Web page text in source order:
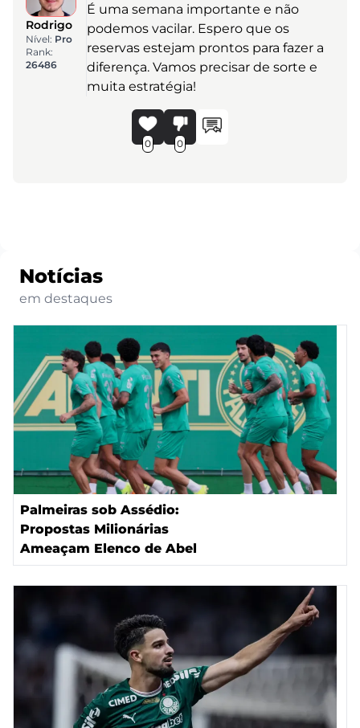
Rodrigo
Nível: Pro
Rank:
26486
É uma semana importante e não
podemos vacilar. Espero que os
reservas estejam prontos para fazer a
diferença. Vamos precisar de sorte e
muita estratégia!
0 0
Notícias
em destaques
Palmeiras sob Assédio:
Propostas Milionárias
Ameaçam Elenco de Abel